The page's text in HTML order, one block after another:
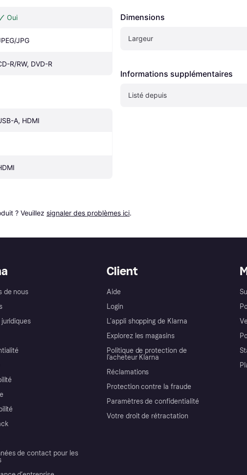
Oui
JPG
R/RW, DVD-R
A, HDMI
Dimensions
Largeur
Informations supplémentaires
Listé depuis
? Veuillez signaler des problèmes ici.
de nous
de contact pour les
Client
Aide
Login
L'appli shopping de Klarna
Explorez les magasins
Politique de protection de
l’acheteur Klarna
Réclamations
Protection contre la fraude
Paramètres de confidentialité
Votre droit de rétractation